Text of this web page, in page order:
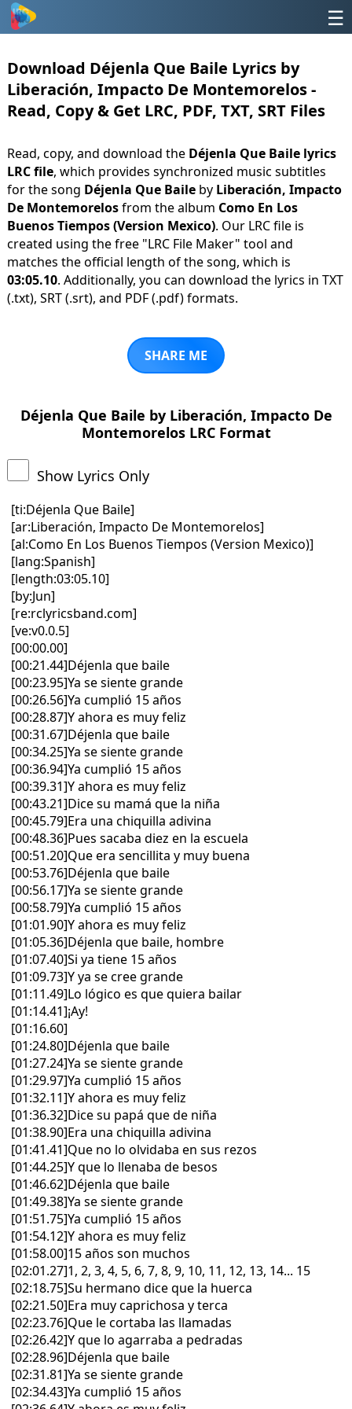
☰
Download Déjenla Que Baile Lyrics by
Liberación, Impacto De Montemorelos -
Read, Copy & Get LRC, PDF, TXT, SRT Files
Read, copy, and download the Déjenla Que Baile lyrics
LRC file, which provides synchronized music subtitles
for the song Déjenla Que Baileby Liberación, Impacto
De Montemorelosfrom the album Como En Los
Buenos Tiempos (Version Mexico). Our LRC file is
created using the free "LRC File Maker" tool and
matches the official length of the song, which is
03:05.10. Additionally, you can download the lyrics in TXT
(.txt), SRT (.srt), and PDF (.pdf) formats.
SHARE ME
Déjenla Que Baile by Liberación, Impacto De
Montemorelos LRC Format
Show Lyrics Only
[ti:Déjenla Que Baile]
[ar:Liberación, Impacto De Montemorelos]
[al:Como En Los Buenos Tiempos (Version Mexico)]
[lang:Spanish]
[length:03:05.10]
[by:Jun]
[re:rclyricsband.com]
[ve:v0.0.5]
[00:00.00]
[00:21.44]Déjenla que baile
[00:23.95]Ya se siente grande
[00:26.56]Ya cumplió 15 años
[00:28.87]Y ahora es muy feliz
[00:31.67]Déjenla que baile
[00:34.25]Ya se siente grande
[00:36.94]Ya cumplió 15 años
[00:39.31]Y ahora es muy feliz
[00:43.21]Dice su mamá que la niña
[00:45.79]Era una chiquilla adivina
[00:48.36]Pues sacaba diez en la escuela
[00:51.20]Que era sencillita y muy buena
[00:53.76]Déjenla que baile
[00:56.17]Ya se siente grande
[00:58.79]Ya cumplió 15 años
[01:01.90]Y ahora es muy feliz
[01:05.36]Déjenla que baile, hombre
[01:07.40]Si ya tiene 15 años
[01:09.73]Y ya se cree grande
[01:11.49]Lo lógico es que quiera bailar
[01:14.41]¡Ay!
[01:16.60]
[01:24.80]Déjenla que baile
[01:27.24]Ya se siente grande
[01:29.97]Ya cumplió 15 años
[01:32.11]Y ahora es muy feliz
[01:36.32]Dice su papá que de niña
[01:38.90]Era una chiquilla adivina
[01:41.41]Que no lo olvidaba en sus rezos
[01:44.25]Y que lo llenaba de besos
[01:46.62]Déjenla que baile
[01:49.38]Ya se siente grande
[01:51.75]Ya cumplió 15 años
[01:54.12]Y ahora es muy feliz
[01:58.00]15 años son muchos
[02:01.27]1, 2, 3, 4, 5, 6, 7, 8, 9, 10, 11, 12, 13, 14... 15
[02:18.75]Su hermano dice que la huerca
[02:21.50]Era muy caprichosa y terca
[02:23.76]Que le cortaba las llamadas
[02:26.42]Y que lo agarraba a pedradas
[02:28.96]Déjenla que baile
[02:31.81]Ya se siente grande
[02:34.43]Ya cumplió 15 años